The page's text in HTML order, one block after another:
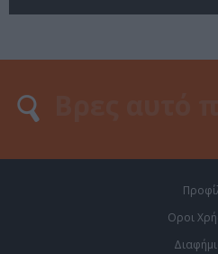
Οροι